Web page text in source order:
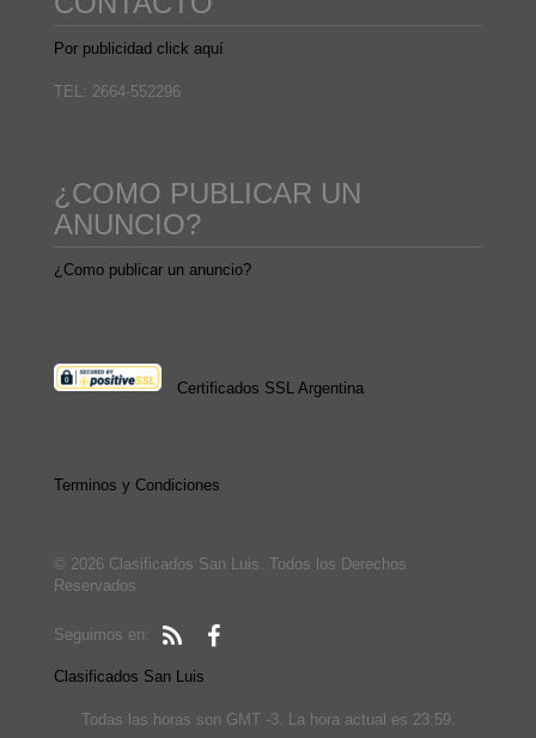
Por publicidad click aquí
TEL: 2664-552296
¿COMO PUBLICAR UN
ANUNCIO?
¿Como publicar un anuncio?
Certificados SSL Argentina
Terminos y Condiciones
© 2026 Clasificados San Luis. Todos los Derechos
Reservados
Seguimos en:
Clasificados San Luis
Todas las horas son GMT -3. La hora actual es 23:59.